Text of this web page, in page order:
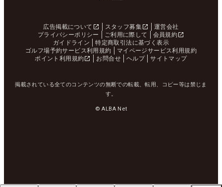
広告掲載について スタッフ募集
運営会社
プライバシーポリシー
ご利用に際して
会員規約
ガイドライン
特定商取引法に基づく表示
ゴルフ場予約サービス利用規約
マイページサービス利用規約
ポイント利用規約
お問合せ ヘルプ サイトマップ
掲載されている全てのコンテンツの無断での転載、転用、コピー等は禁じま
す。
© ALBA Net